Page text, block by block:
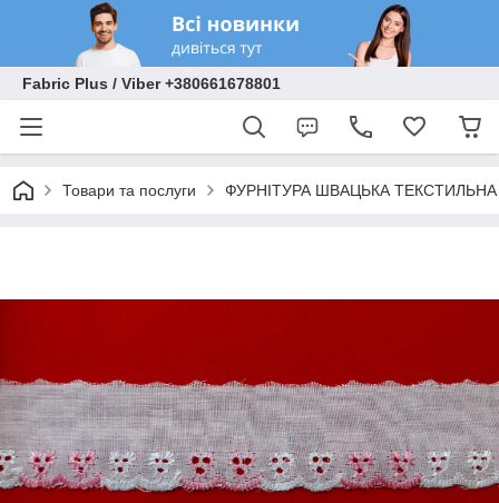
Fabric Plus / Viber +380661678801
Товари та послуги ФУРНІТУРА ШВАЦЬКА ТЕКСТИЛЬНА